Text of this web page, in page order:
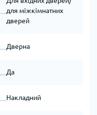
для міжкімнатних
дверей
Дверна
Да
Накладний